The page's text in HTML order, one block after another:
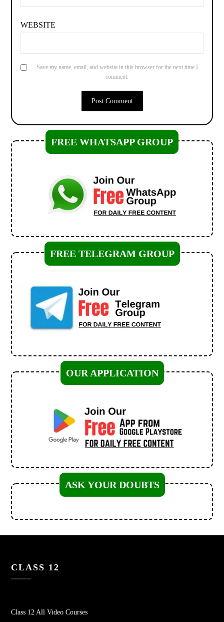
WEBSITE
Save my name, email, and website in this browser for the next time I
comment.
FREE WHATSAPP GROUP
FREE TELEGRAM GROUP
OUR APPLICATION
ASK YOUR DOUBTS
CLASS 12
Class 12 All Video Courses